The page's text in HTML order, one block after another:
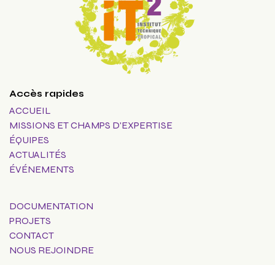
Accès rapides
ACCUEIL
MISSIONS ET CHAMPS D'EXPERTISE
ÉQUIPES
ACTUALITÉS
ÉVÉNEMENTS
DOCUMENTATION
PROJETS
CONTACT
NOUS REJOINDRE